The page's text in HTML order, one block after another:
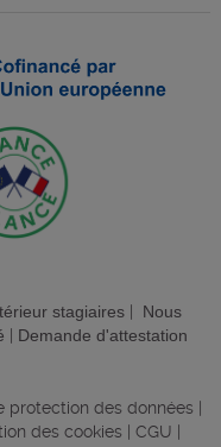
stagiaires| Nous
Demande d'attestation
protection des données
des cookies CGU